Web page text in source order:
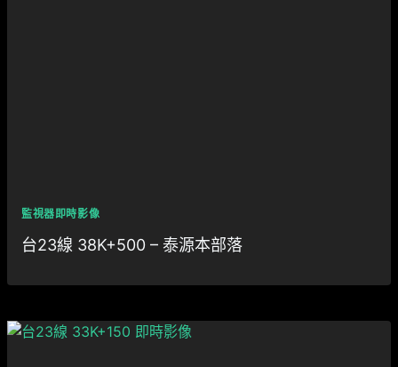
監視器即時影像
台23線 38K+500 – 泰源本部落